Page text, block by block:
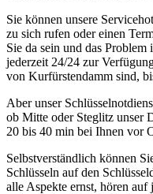
Sie können unsere
zu sich rufen oder einen
Sie da sein und das
jederzeit 24/24 zur
von Kurfürstendamm sind,
Aber unser
ob Mitte oder Steglitz unser
20 bis 40 min bei Ihnen vor
Selbstverständlich können
Schlüsseln auf den
alle Aspekte ernst, hören auf